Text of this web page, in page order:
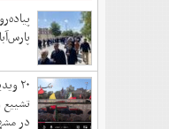
۲۰
تشییع
در